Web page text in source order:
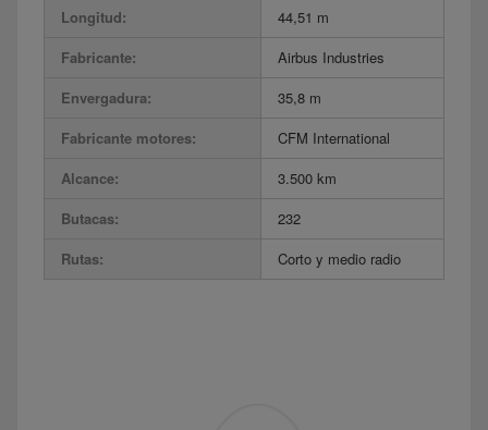
Longitud:
44,51 m
Fabricante:
Airbus Industries
Envergadura:
35,8 m
Fabricante motores:
CFM International
Alcance:
3.500 km
Butacas:
232
Rutas:
Corto y medio radio